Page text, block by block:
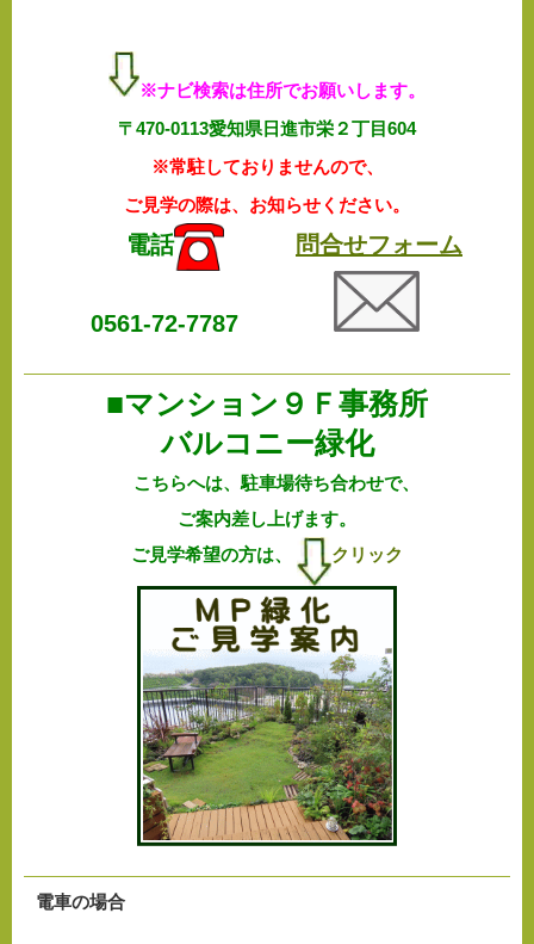
※ナビ検索は住所でお願いします。
〒470-0113愛知県日進市栄２丁目604
※常駐しておりませんので、
ご見学の際は、お知らせください。
電話 問合せフォーム
0561-72-7787
■マンション９Ｆ事務所
バルコニー緑化
こちらへは、駐車場待ち合わせで、
ご案内差し上げます。
ご見学希望の方は、
クリック
電車の場合